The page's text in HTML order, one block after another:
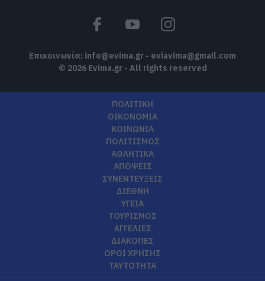
Επικοινωνία: info@evima.gr - eviavima@gmail.com
© 2026 Evima.gr - All rights reserved
ΠΟΛΙΤΙΚΗ
ΟΙΚΟΝΟΜΙΑ
ΚΟΙΝΩΝΙΑ
ΠΟΛΙΤΙΣΜΟΣ
ΑΘΛΗΤΙΚΑ
ΑΠΟΨΕΙΣ
ΣΥΝΕΝΤΕΥΞΕΙΣ
ΔΙΕΘΝΗ
ΥΓΕΙΑ
ΤΟΥΡΙΣΜΟΣ
ΑΓΓΕΛΙΕΣ
ΔΙΑΚΟΠΕΣ
ΟΡΟΙ ΧΡΗΣΗΣ
ΤΑΥΤΟΤΗΤΑ